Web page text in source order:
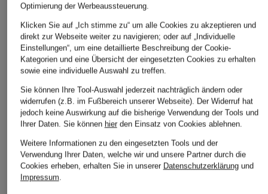
+Aktionsrabatt
MAC
Sweatpants
HARMONY 2.3
69,99 €
Bestpreis:59,49 €
Ursprünglich:119,95 €
+Aktionsrabatt
RIANI
Hose
174,99 €
Ursprünglich:229 €
+Aktionsrabatt
Hose SOFIA
99,99 €
Ursprünglich:
Optimierung der Werbeaussteuerung.
Klicken Sie auf „Ich stimme zu“ um alle Cookies zu akzeptieren und
direkt zur Webseite weiter zu navigieren; oder auf „Individuelle
Einstellungen“, um eine detaillierte Beschreibung der Cookie-
Kategorien und eine Übersicht der eingesetzten Cookies zu erhalten
sowie eine individuelle Auswahl zu treffen.
Sie können Ihre Tool-Auswahl jederzeit nachträglich ändern oder
widerrufen (z.B. im Fußbereich unserer Webseite). Der Widerruf hat
jedoch keine Auswirkung auf die bisherige Verwendung der Tools und
Ihrer Daten. Sie können hierden Einsatz von Cookies ablehnen.
Weitere Informationen zu den eingesetzten Tools und der
Verwendung Ihrer Daten, welche wir und unsere Partner durch die
Cookies erheben, erhalten Sie in unserer Datenschutzerklärungund
Impressum.